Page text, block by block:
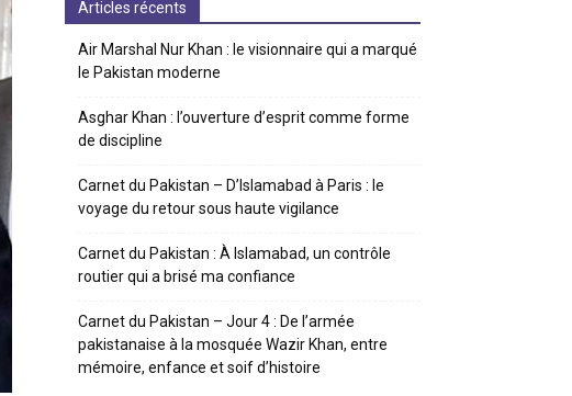
Articles récents
Air Marshal Nur Khan : le visionnaire qui a marqué
le Pakistan moderne
Asghar Khan : l’ouverture d’esprit comme forme
de discipline
Carnet du Pakistan – D’Islamabad à Paris : le
voyage du retour sous haute vigilance
Carnet du Pakistan : À Islamabad, un contrôle
routier qui a brisé ma confiance
Carnet du Pakistan – Jour 4 : De l’armée
pakistanaise à la mosquée Wazir Khan, entre
mémoire, enfance et soif d’histoire